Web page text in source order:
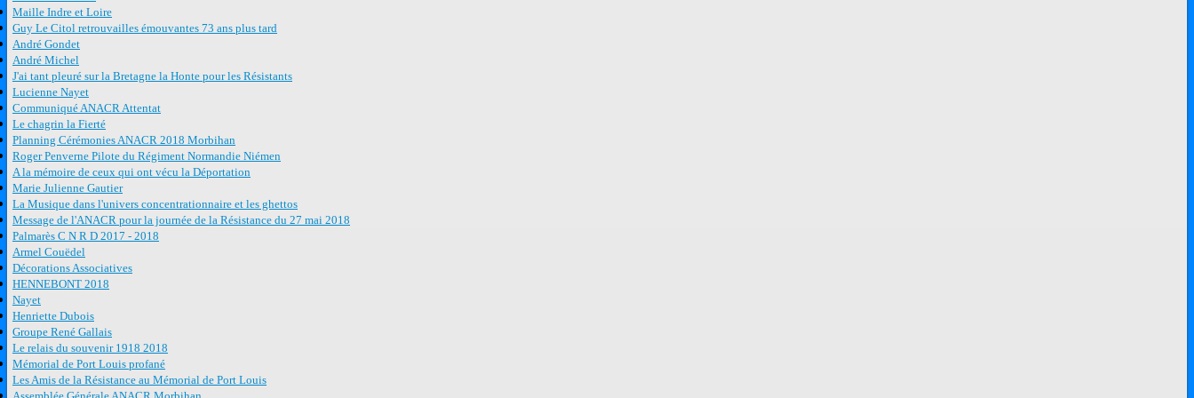
Maille Indre et Loire
Guy Le Citol retrouvailles émouvantes 73 ans plus tard
André Gondet
André Michel
J'ai tant pleuré sur la Bretagne la Honte pour les Résistants
Lucienne Nayet
Communiqué ANACR Attentat
Le chagrin la Fierté
Planning Cérémonies ANACR 2018 Morbihan
Roger Penverne Pilote du Régiment Normandie Niémen
A la mémoire de ceux qui ont vécu la Déportation
Marie Julienne Gautier
La Musique dans l'univers concentrationnaire et les ghettos
Message de l'ANACR pour la journée de la Résistance du 27 mai 2018
Palmarès C N R D 2017 - 2018
Armel Couëdel
Décorations Associatives
HENNEBONT 2018
Nayet
Henriette Dubois
Groupe René Gallais
Le relais du souvenir 1918 2018
Mémorial de Port Louis profané
Les Amis de la Résistance au Mémorial de Port Louis